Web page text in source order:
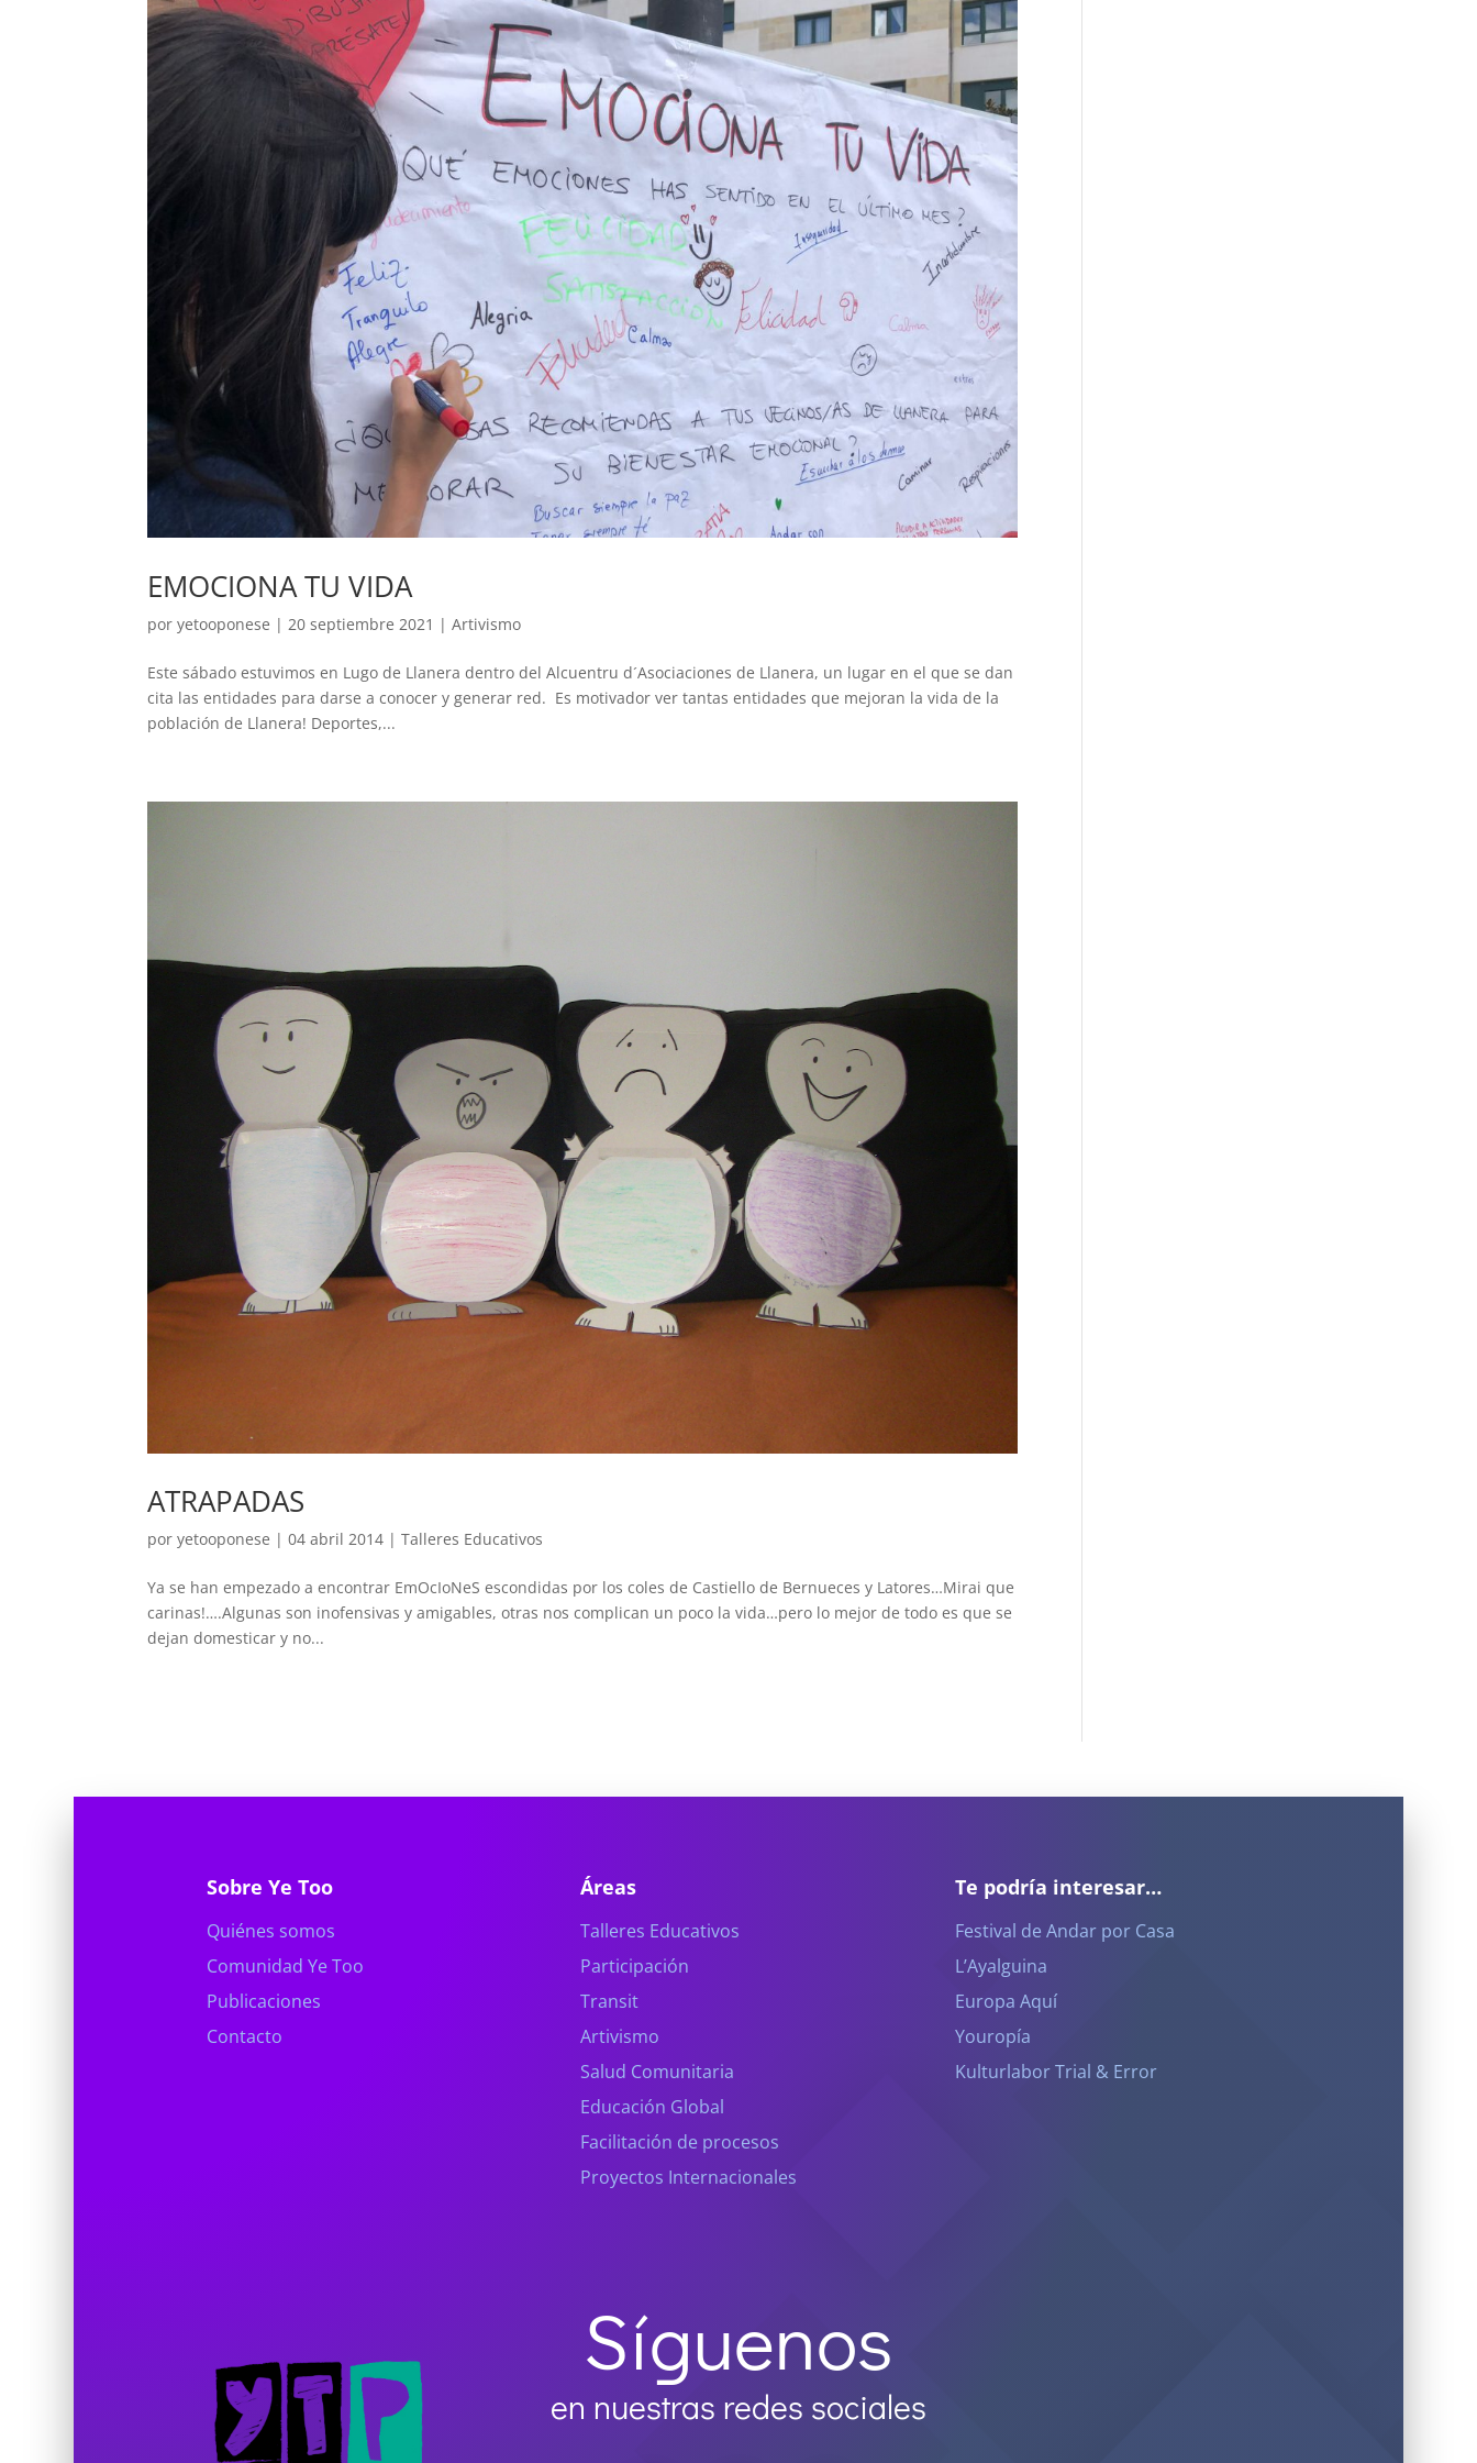
EMOCIONA TU VIDA
poryetooponese | 20 septiembre 2021 |Artivismo
Este sábado estuvimos en Lugo de Llanera dentro del Alcuentru d´Asociaciones de Llanera, un lugar en el que se dan
cita las entidades para darse a conocer y generar red. Es motivador ver tantas entidades que mejoran la vida de la
población de Llanera! Deportes,...
ATRAPADAS
poryetooponese |04 abril 2014 |Talleres Educativos
Ya se han empezado a encontrar EmOcIoNeS escondidas por los coles de Castiello de Bernueces y Latores…Mirai que
carinas!….Algunas son inofensivas y amigables, otras nos complican un poco la vida…pero lo mejor de todo es que se
dejan domesticar y no...
Sobre Ye Too
Quiénes somos
Comunidad Ye Too
Publicaciones
Contacto
Áreas
Talleres Educativos
Participación
Transit
Artivismo
Salud Comunitaria
Educación Global
Facilitación de procesos
Proyectos Internacionales
Te podría interesar…
Festival de Andar por Casa
L’Ayalguina
Europa Aquí
Youropía
Kulturlabor Trial & Error
Síguenos
en nuestras redes sociales